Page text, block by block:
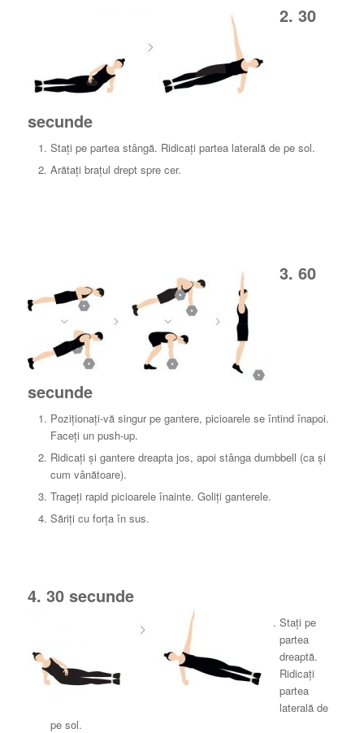
2. 30
secunde
Stați pe partea stângă. Ridicați partea laterală de pe sol.
Arătați brațul drept spre cer.
3. 60
secunde
Poziționați-vă singur pe gantere, picioarele se întind înapoi.
Faceți un push-up.
Ridicați și gantere dreapta jos, apoi stânga dumbbell (ca și
cum vânătoare).
Trageți rapid picioarele înainte. Goliți ganterele.
Săriți cu forța în sus.
4. 30 secunde
Stați pe
partea
dreaptă.
Ridicați
partea
laterală de
pe sol.